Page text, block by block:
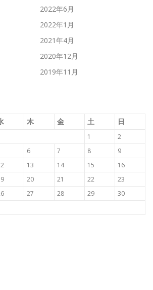
2022年6月
2022年1月
2021年4月
2020年12月
2019年11月
木 金 土 日
1
2
6 7 8
9
13 14 15
16
20 21 22
23
27 28 29
30